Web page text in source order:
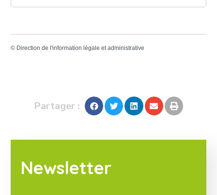
© Direction de l'information légale et administrative
Partager :
Newsletter